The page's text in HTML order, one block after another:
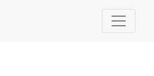
железы и яичника: